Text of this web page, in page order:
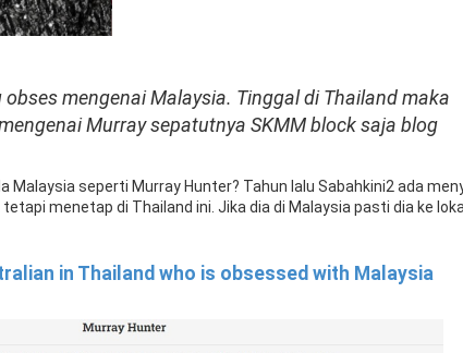
mengenai Malaysia. Tinggal di Thailand maka
Murray sepatutnya SKMM block saja blog
seperti Murray Hunter? Tahun lalu Sabahkini2 ada
menetap di Thailand ini. Jika dia di Malaysia pasti dia ke
in Thailand who is obsessed with Malaysia